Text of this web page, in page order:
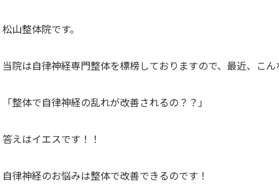
松山整体院です。
当院は自律神経専門整体を標榜しておりますので、最近、こ
「整体で自律神経の乱れが改善されるの？？」
答えはイエスです！！
自律神経のお悩みは整体で改善できるのです！